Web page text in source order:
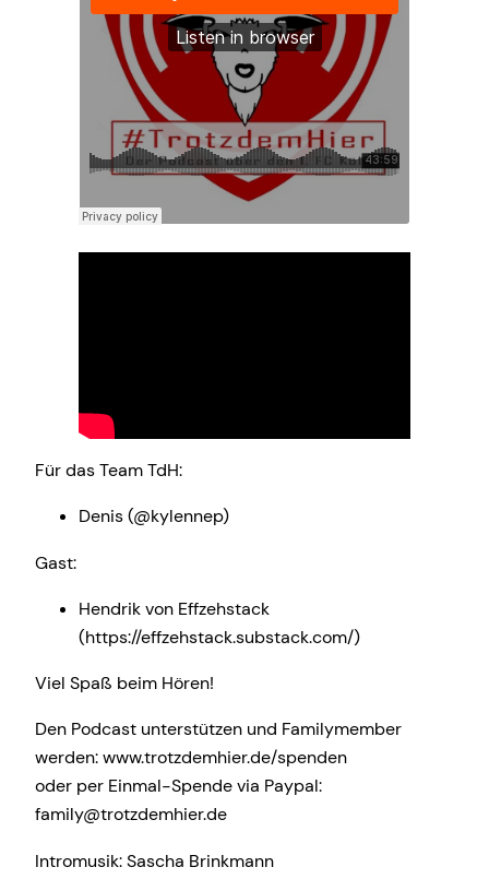
Für das Team TdH:
Denis (@kylennep)
Gast:
Hendrik von Effzehstack
(https://effzehstack.substack.com/)
Viel Spaß beim Hören!
Den Podcast unterstützen und Familymember
werden: www.trotzdemhier.de/spenden
oder per Einmal-Spende via Paypal:
family@trotzdemhier.de
Intromusik: Sascha Brinkmann